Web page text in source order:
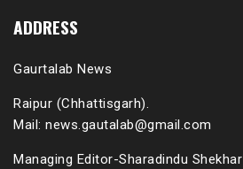
ADDRESS
Gaurtalab News
Raipur (Chhattisgarh).
Mail: news.gautalab@gmail.com
Managing Editor-Sharadindu Shekhar